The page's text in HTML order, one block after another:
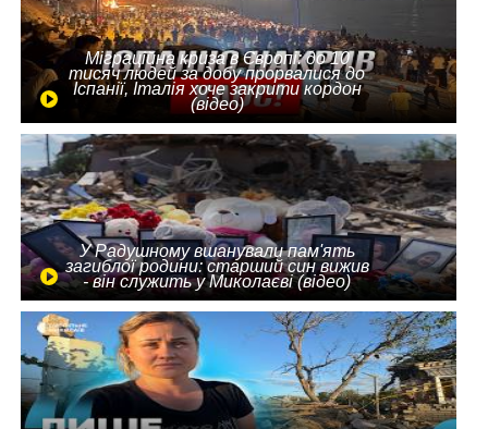
Міграційна криза в Європі: до 10
тисяч людей за добу прорвалися до
Іспанії, Італія хоче закрити кордон
(відео)
У Радушному вшанували пам'ять
загиблої родини: старший син вижив
- він служить у Миколаєві (відео)